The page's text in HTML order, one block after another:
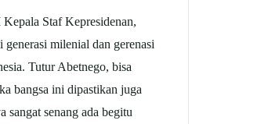
Staf Kepresidenan,
milenial dan gerenasi
Tutur Abetnego, bisa
bangsa ini dipastikan juga
sangat senang ada begitu